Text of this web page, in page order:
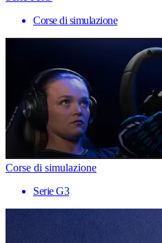
Corse di simulazione
Corse di simulazione
Serie G3